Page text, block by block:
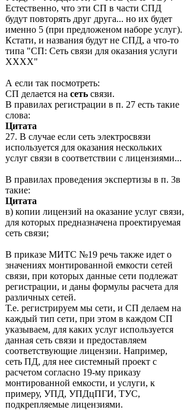
Естественно, что эти СП в части СПД
будут повторять друг друга... но их будет
именно 5 (при предложеном наборе услуг).
Кстати, и названия будут не СПД, а что-то
типа "СП: Сеть связи для оказания услуги
ХХХХ"
А если так посмотреть:
СП делается на сеть связи.
В правилах регистрации в п. 27 есть такие
слова:
Цитата
27. В случае если сеть электросвязи
используется для оказания нескольких
услуг связи в соответствии с лицензиями...
В правилах проведения экспертизы в п. 3в
такие:
Цитата
в) копии лицензий на оказание услуг связи,
для которых предназначена проектируемая
сеть связи;
В приказе МИТС №19 речь также идет о
значениях монтированной емкости сетей
связи, при которых данные сети подлежат
регистрации, и даны формулы расчета для
различных сетей.
Т.е. регистрируем мы сети, и СП делаем на
каждый тип сети, при этом в каждом СП
указываем, для каких услуг используется
данная сеть связи и предоставляем
соответствующие лицензии. Например,
сеть ПД, для нее системный проект с
расчетом согласно 19-му приказу
монтированной емкости, и услуги, к
примеру, УПД, УПДцПГИ, ТУС,
подкрепляемые лицензиями.